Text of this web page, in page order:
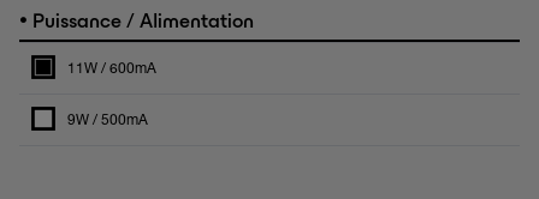
• Puissance / Alimentation
11W / 600mA
9W / 500mA